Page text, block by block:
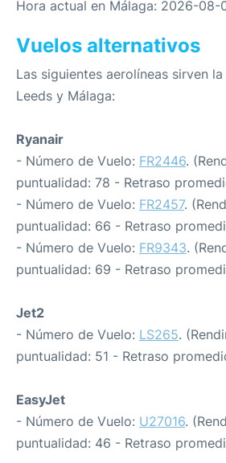
Hora actual en Málaga: 2026-08-
Vuelos alternativos
Las siguientes aerolíneas sirven
Leeds y Málaga:
Ryanair
- Número de Vuelo: FR2446.
puntualidad: 78 - Retraso
- Número de Vuelo: FR2457.
puntualidad: 66 - Retraso
- Número de Vuelo: FR9343.
puntualidad: 69 - Retraso
Jet2
- Número de Vuelo: LS265.
puntualidad: 51 - Retraso
EasyJet
- Número de Vuelo: U27016.
puntualidad: 46 - Retraso